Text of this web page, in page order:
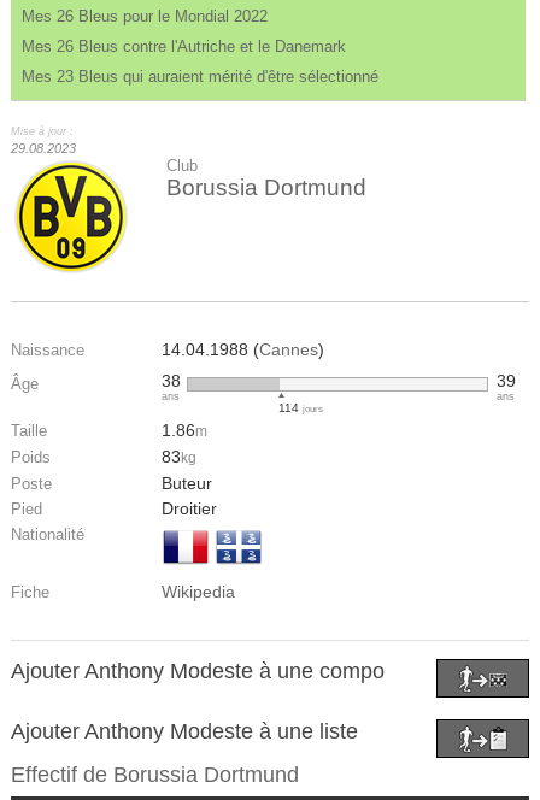
Mes 26 Bleus pour le Mondial 2022
Mes 26 Bleus contre l'Autriche et le Danemark
Mes 23 Bleus qui auraient mérité d'être sélectionné
Mise à jour :
29.08.2023
Club
Borussia Dortmund
Naissance 14.04.1988 (Cannes)
Âge 38
ans
114jours
39
ans
Taille 1.86m
Poids 83 kg
Poste Buteur
Pied Droitier
Nationalité
Fiche Wikipedia
Ajouter Anthony Modeste à une compo
Ajouter Anthony Modeste à une liste
Effectif de Borussia Dortmund